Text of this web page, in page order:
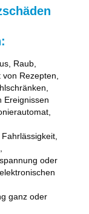
Raub,
Rezepten,
Ereignissen
oder
ganz oder